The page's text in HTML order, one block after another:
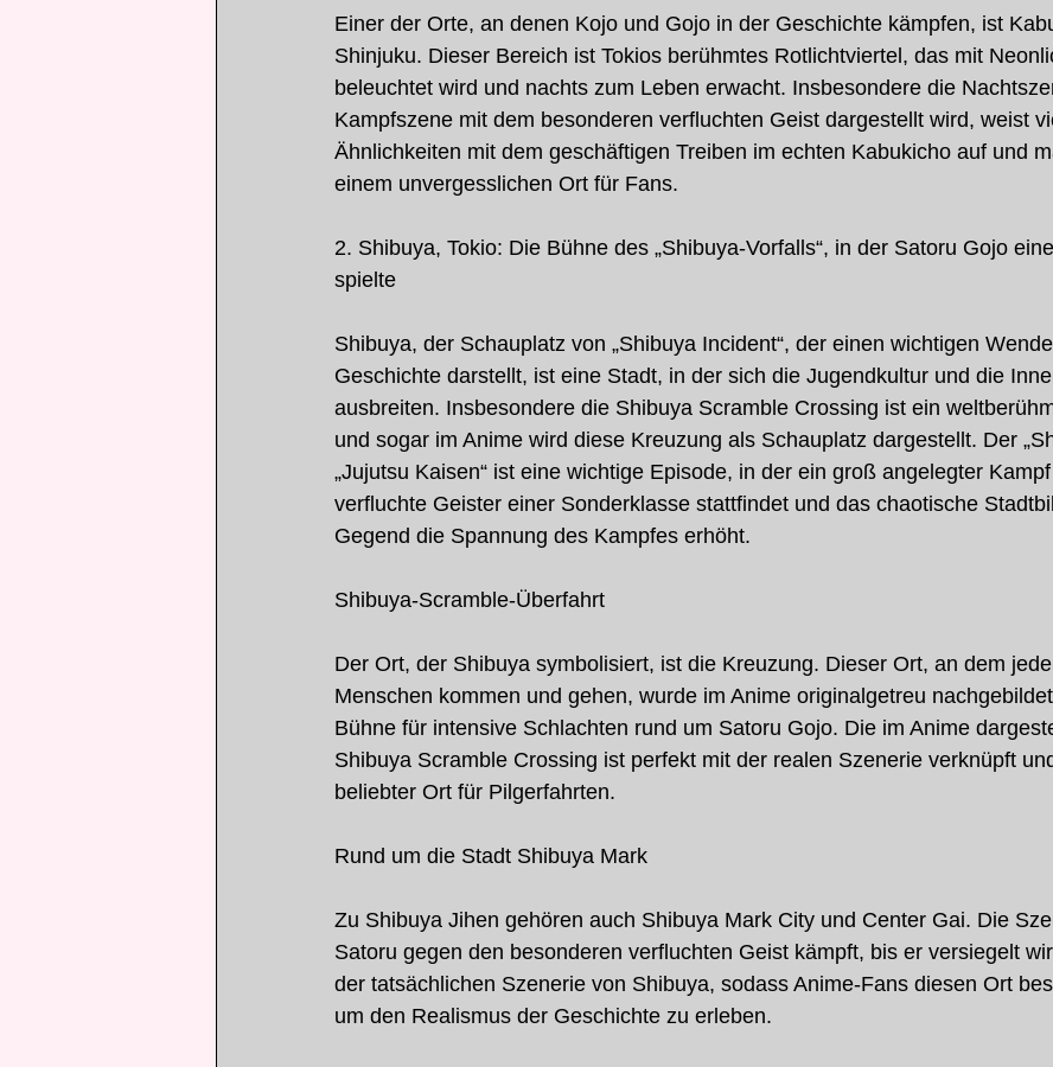
Einer der Orte, an denen Kojo und Gojo in der Geschichte kämpfen, ist
Shinjuku. Dieser Bereich ist Tokios berühmtes Rotlichtviertel, das mit
beleuchtet wird und nachts zum Leben erwacht. Insbesondere die
Kampfszene mit dem besonderen verfluchten Geist dargestellt wird, weist
Ähnlichkeiten mit dem geschäftigen Treiben im echten Kabukicho auf und
einem unvergesslichen Ort für Fans.
2. Shibuya, Tokio: Die Bühne des „Shibuya-Vorfalls“, in der Satoru Gojo
spielte
Shibuya, der Schauplatz von „Shibuya Incident“, der einen wichtigen
Geschichte darstellt, ist eine Stadt, in der sich die Jugendkultur und die
ausbreiten. Insbesondere die Shibuya Scramble Crossing ist ein
und sogar im Anime wird diese Kreuzung als Schauplatz dargestellt. Der
„Jujutsu Kaisen“ ist eine wichtige Episode, in der ein groß angelegter
verfluchte Geister einer Sonderklasse stattfindet und das chaotische
Gegend die Spannung des Kampfes erhöht.
Shibuya-Scramble-Überfahrt
Der Ort, der Shibuya symbolisiert, ist die Kreuzung. Dieser Ort, an dem
Menschen kommen und gehen, wurde im Anime originalgetreu
Bühne für intensive Schlachten rund um Satoru Gojo. Die im Anime
Shibuya Scramble Crossing ist perfekt mit der realen Szenerie verknüpft
beliebter Ort für Pilgerfahrten.
Rund um die Stadt Shibuya Mark
Zu Shibuya Jihen gehören auch Shibuya Mark City und Center Gai. Die
Satoru gegen den besonderen verfluchten Geist kämpft, bis er versiegelt
der tatsächlichen Szenerie von Shibuya, sodass Anime-Fans diesen Ort
um den Realismus der Geschichte zu erleben.